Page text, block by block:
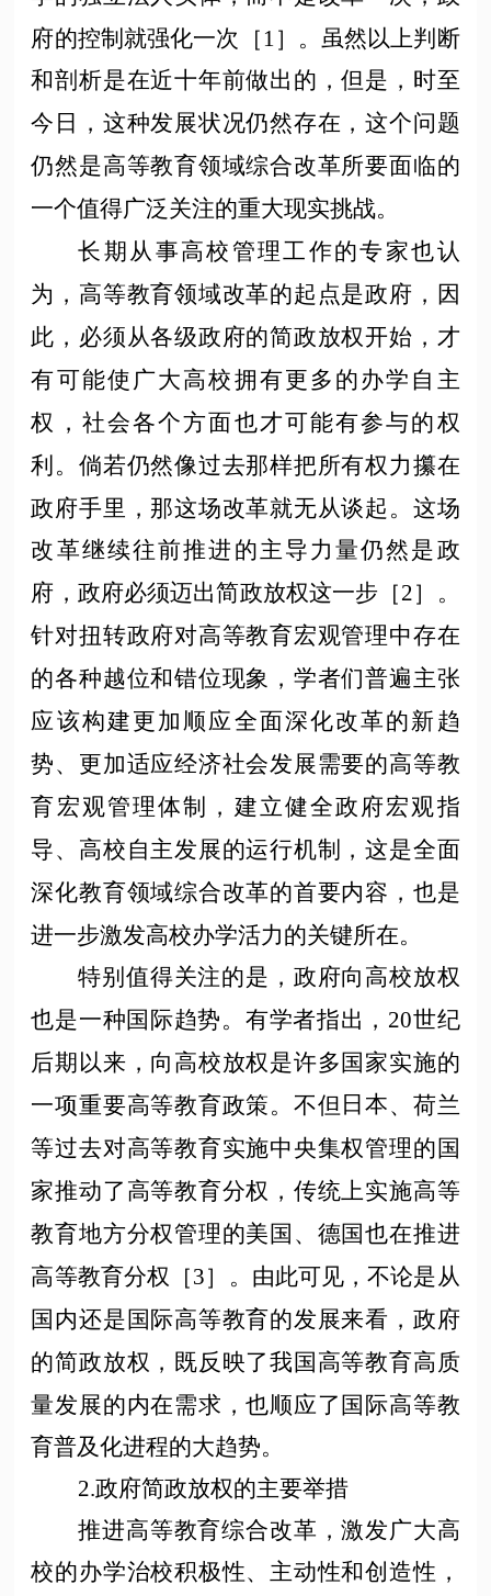
府的控制就强化一次［ 1］。虽然以上判断
和剖析是在近十年前做出的，但是，时至
今日，这种发展状况仍然存在，这个问题
仍然是高等教育领域综合改革所要面临的
一个值得广泛关注的重大现实挑战。
长期从事高校管理工作的专家也认
为，高等教育领域改革的起点是政府，因
此，必须从各级政府的简政放权开始，才
有可能使广大高校拥有更多的办学自主
权，社会各个方面也才可能有参与的权
利。倘若仍然像过去那样把所有权力攥在
政府手里，那这场改革就无从谈起。这场
改革继续往前推进的主导力量仍然是政
府，政府必须迈出简政放权这一步［2］。
针对扭转政府对高等教育宏观管理中存在
的各种越位和错位现象，学者们普遍主张
应该构建更加顺应全面深化改革的新趋
势、更加适应经济社会发展需要的高等教
育宏观管理体制，建立健全政府宏观指
导、高校自主发展的运行机制，这是全面
深化教育领域综合改革的首要内容，也是
进一步激发高校办学活力的关键所在。
特别值得关注的是，政府向高校放权
也是一种国际趋势。有学者指出， 20世纪
后期以来，向高校放权是许多国家实施的
一项重要高等教育政策。不但 日本、荷兰
等过去对高等教育实施中央集权管理的国
家推动了高等教育分权，传统上实施高等
教育地方分权管理的美国、德国也在推进
高等教育分权［3］。由此可见，不论是从
国内还是国际高等教育的发展来看，政府
的简政放权，既反映了我国高等教育高质
量发展的内在需求，也顺应了国际高等教
育普及化进程的大趋势。
2.政府简政放权的主要举措
推进高等教育综合改革，激发广大高
校的办学治校积极性、主动性和创造性，